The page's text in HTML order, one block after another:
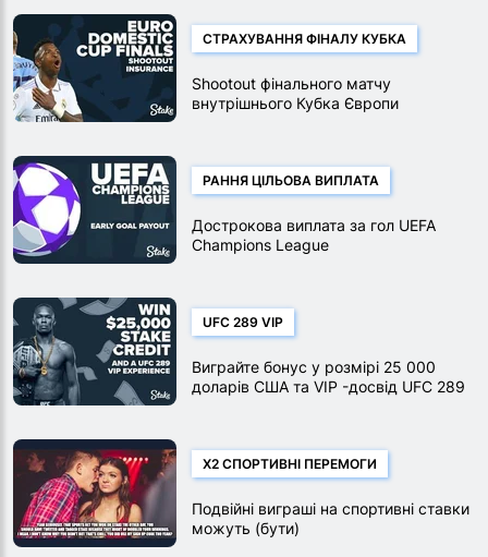
СТРАХУВАННЯ ФІНАЛУ КУБКА
Shootout фінального матчу
внутрішнього Кубка Європи
РАННЯ ЦІЛЬОВА ВИПЛАТА
Дострокова виплата за гол UEFA
Champions League
UFC 289 VIP
Виграйте бонус у розмірі 25 000
доларів США та VIP -досвід UFC 289
X2 СПОРТИВНІ ПЕРЕМОГИ
Подвійні виграші на спортивні ставки
можуть (бути)